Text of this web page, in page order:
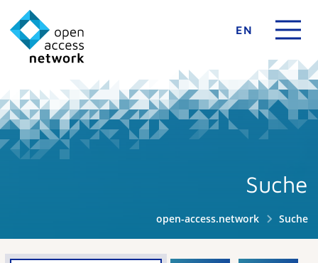
EN
Suche
open-access.network Suche